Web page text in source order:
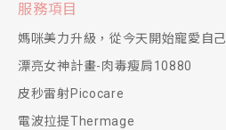
服務項目
媽咪美力升級，從今天開始寵愛自己
漂亮女神計畫-肉毒瘦肩10880
皮秒雷射Picocare
電波拉提Thermage